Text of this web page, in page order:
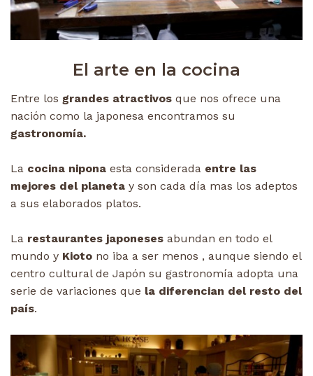
El arte en la cocina
Entre los grandes atractivos que nos ofrece una
nación como la japonesa encontramos su
gastronomía.
La cocina nipona esta considerada entre las
mejores del planeta y son cada día mas los adeptos
a sus elaborados platos.
La restaurantes japoneses abundan en todo el
mundo y Kioto no iba a ser menos , aunque siendo el
centro cultural de Japón su gastronomía adopta una
serie de variaciones que la diferencian del resto del
país.